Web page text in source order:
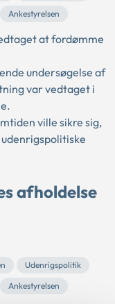
Ankestyrelsen
at fordømme
undersøgelse af
var vedtaget i
ville sikre sig,
afholdelse
Udenrigspolitik
Ankestyrelsen